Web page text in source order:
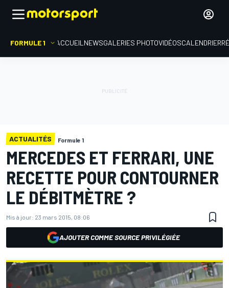
FORMULE 1 ACCUEIL NEWSGALERIES PHOTOVIDÉOSCALENDRIER
ACTUALITÉS Formule 1
MERCEDES ET FERRARI, UNE
RECETTE POUR CONTOURNER
LE DÉBITMÈTRE ?
Mis à jour: 23 mars 2015, 08:06
AJOUTER COMME SOURCE PRIVILÉGIÉE